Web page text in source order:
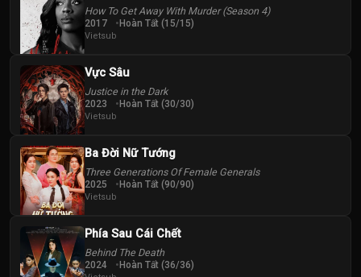
How To Get Away With Murder (Season 4)
2017 Hoàn Tất (15/15)
Vietsub
Vực Sâu
Justice in the Dark
2023 Hoàn Tất (30/30)
Vietsub
Ba Đời Nữ Tướng
Three Generations Of Female Generals
2025 Hoàn Tất (90/90)
Vietsub
Phía Sau Cái Chết
Behind The Death
2024 Hoàn Tất (36/36)